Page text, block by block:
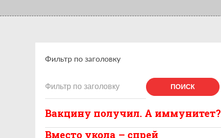
Фильтр по заголовку
ПОИСК
Вакцину получил. А иммунитет?
Вместо укола – спрей